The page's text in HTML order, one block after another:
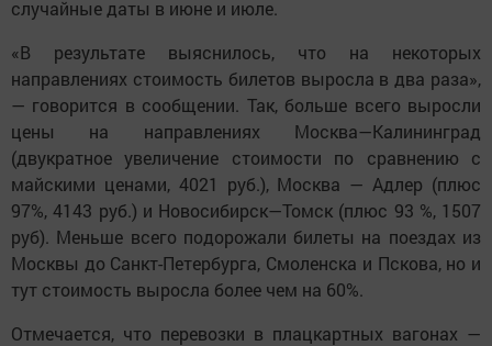
случайные даты в июне и июле.
«В результате выяснилось, что на некоторых
направлениях стоимость билетов выросла в два раза»,
— говорится в сообщении. Так, больше всего выросли
цены на направлениях Москва—Калининград
(двукратное увеличение стоимости по сравнению с
майскими ценами, 4021 руб.), Москва — Адлер (плюс
97%, 4143 руб.) и Новосибирск—Томск (плюс 93 %, 1507
руб). Меньше всего подорожали билеты на поездах из
Москвы до Санкт-Петербурга, Смоленска и Пскова, но и
тут стоимость выросла более чем на 60%.
Отмечается, что перевозки в плацкартных вагонах —